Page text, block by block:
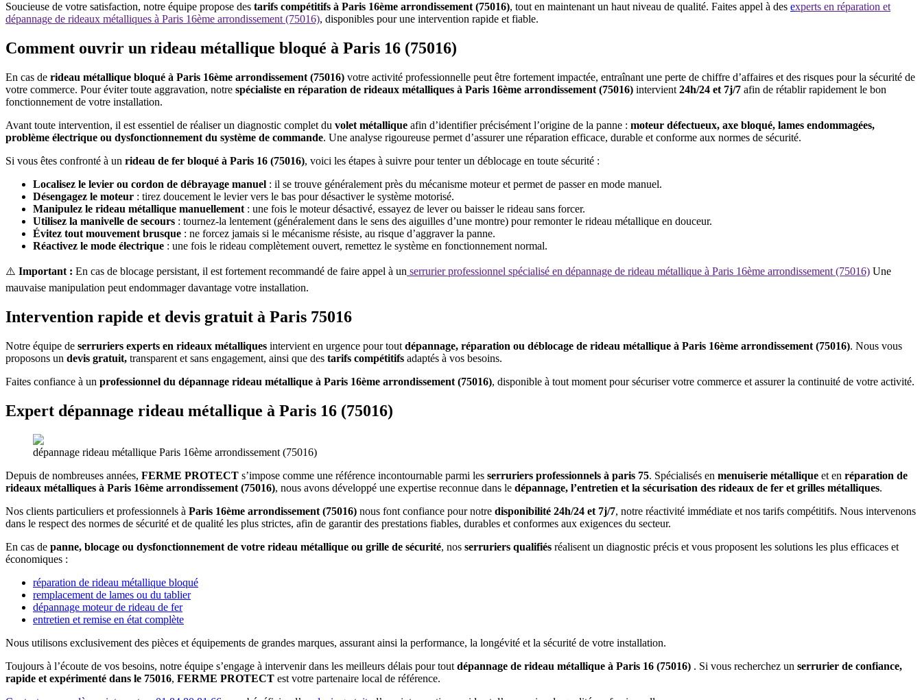
Soucieuse de votre satisfaction, notre équipe propose des tarifs compétitifs à Paris 16ème arrondissement (75016), tout en maintenant un haut niveau de qualité. Faites appel à des experts en réparation et
dépannage de rideaux métalliques à Paris 16ème arrondissement (75016), disponibles pour une intervention rapide et fiable.
Comment ouvrir un rideau métallique bloqué à Paris 16 (75016)
En cas de rideau métallique bloqué à Paris 16ème arrondissement (75016) votre activité professionnelle peut être fortement impactée, entraînant une perte de chiffre d’affaires et des risques pour la sécurité de
votre commerce. Pour éviter toute aggravation, notre spécialiste en réparation de rideaux métalliques à Paris 16ème arrondissement (75016) intervient 24h/24 et 7j/7 afin de rétablir rapidement le bon
fonctionnement de votre installation.
Avant toute intervention, il est essentiel de réaliser un diagnostic complet du volet métallique afin d’identifier précisément l’origine de la panne : moteur défectueux, axe bloqué, lames endommagées,
problème électrique ou dysfonctionnement du système de commande. Une analyse rigoureuse permet d’assurer une réparation efficace, durable et conforme aux normes de sécurité.
Si vous êtes confronté à un rideau de fer bloqué à Paris 16 (75016), voici les étapes à suivre pour tenter un déblocage en toute sécurité :
Localisez le levier ou cordon de débrayage manuel : il se trouve généralement près du mécanisme moteur et permet de passer en mode manuel.
Désengagez le moteur : tirez doucement le levier vers le bas pour désactiver le système motorisé.
Manipulez le rideau métallique manuellement : une fois le moteur désactivé, essayez de lever ou baisser le rideau sans forcer.
Utilisez la manivelle de secours : tournez-la lentement (généralement dans le sens des aiguilles d’une montre) pour remonter le rideau métallique en douceur.
Évitez tout mouvement brusque : ne forcez jamais si le mécanisme résiste, au risque d’aggraver la panne.
Réactivez le mode électrique : une fois le rideau complètement ouvert, remettez le système en fonctionnement normal.
⚠️ Important : En cas de blocage persistant, il est fortement recommandé de faire appel à un serrurier professionnel spécialisé en dépannage de rideau métallique à Paris 16ème arrondissement (75016) Une
mauvaise manipulation peut endommager davantage votre installation.
Intervention rapide et devis gratuit à Paris 75016
Notre équipe de serruriers experts en rideaux métalliques intervient en urgence pour tout dépannage, réparation ou déblocage de rideau métallique à Paris 16ème arrondissement (75016). Nous vous
proposons un devis gratuit, transparent et sans engagement, ainsi que des tarifs compétitifs adaptés à vos besoins.
Faites confiance à un professionnel du dépannage rideau métallique à Paris 16ème arrondissement (75016), disponible à tout moment pour sécuriser votre commerce et assurer la continuité de votre activité.
Expert dépannage rideau métallique à Paris 16 (75016)
dépannage rideau métallique Paris 16ème arrondissement (75016)
Depuis de nombreuses années, FERME PROTECT s’impose comme une référence incontournable parmi les serruriers professionnels à paris 75. Spécialisés en menuiserie métallique et en réparation de
rideaux métalliques à Paris 16ème arrondissement (75016), nous avons développé une expertise reconnue dans le dépannage, l’entretien et la sécurisation des rideaux de fer et grilles métalliques.
Nos clients particuliers et professionnels à Paris 16ème arrondissement (75016) nous font confiance pour notre disponibilité 24h/24 et 7j/7, notre réactivité immédiate et nos tarifs compétitifs. Nous intervenons
dans le respect des normes de sécurité et de qualité les plus strictes, afin de garantir des prestations fiables, durables et conformes aux exigences du secteur.
En cas de panne, blocage ou dysfonctionnement de votre rideau métallique ou grille de sécurité, nos serruriers qualifiés réalisent un diagnostic précis et vous proposent les solutions les plus efficaces et
économiques :
réparation de rideau métallique bloqué
remplacement de lames ou du tablier
dépannage moteur de rideau de fer
entretien et remise en état complète
Nous utilisons exclusivement des pièces et équipements de grandes marques, assurant ainsi la performance, la longévité et la sécurité de votre installation.
Toujours à l’écoute de vos besoins, notre équipe s’engage à intervenir dans les meilleurs délais pour tout dépannage de rideau métallique à Paris 16 (75016) . Si vous recherchez un serrurier de confiance,
rapide et expérimenté dans le 75016, FERME PROTECT est votre partenaire local de référence.